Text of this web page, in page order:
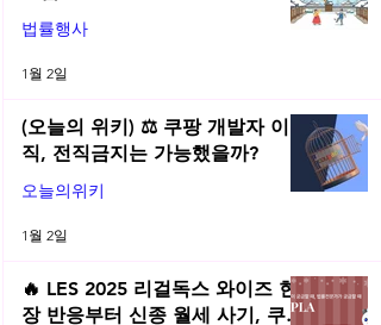
법률행사
1월 2일
(오늘의 위키) ⚖️ 쿠팡 개발자 이
직, 전직금지는 가능했을까?
오늘의위키
1월 2일
🔥 LES 2025 리걸독스 와이즈 현
장 반응부터 신종 월세 사기, 쿠팡